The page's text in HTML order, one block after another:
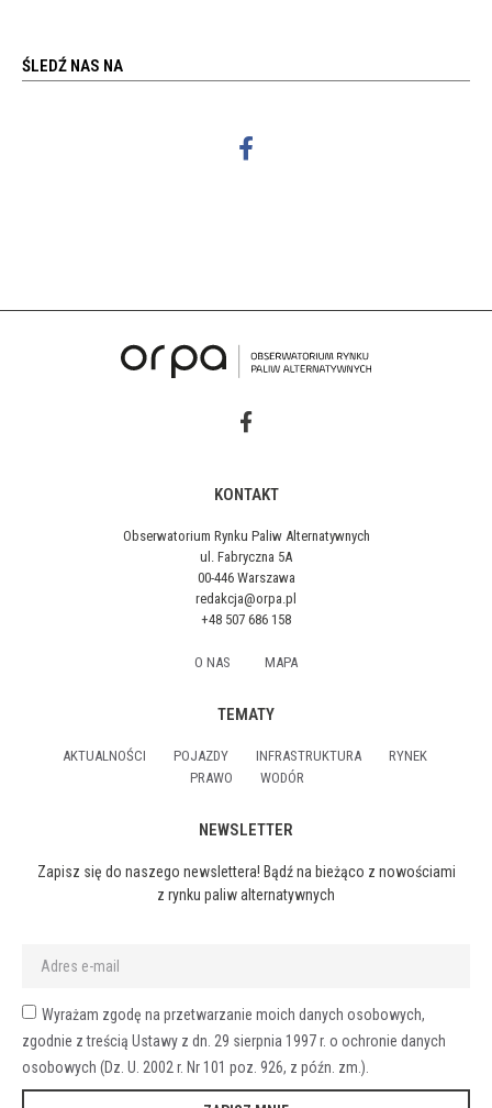
ŚLEDŹ NAS NA
KONTAKT
Obserwatorium Rynku Paliw Alternatywnych
ul. Fabryczna 5A
00-446 Warszawa
redakcja@orpa.pl
+48 507 686 158
O NAS MAPA
TEMATY
AKTUALNOŚCI POJAZDY INFRASTRUKTURA
RYNEK
PRAWO
WODÓR
NEWSLETTER
Zapisz się do naszego newslettera! Bądź na bieżąco z nowościami
z rynku paliw alternatywnych
Wyrażam zgodę na przetwarzanie moich danych osobowych,
zgodnie z treścią Ustawy z dn. 29 sierpnia 1997 r. o ochronie danych
osobowych (Dz. U. 2002 r. Nr 101 poz. 926, z późn. zm.).